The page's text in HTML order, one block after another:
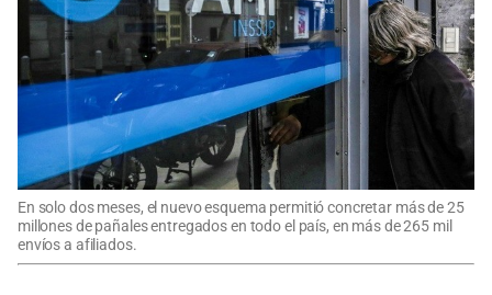
En solo dos meses, el nuevo esquema permitió concretar más de 25
millones de pañales entregados en todo el país, en más de 265 mil
envíos a afiliados.